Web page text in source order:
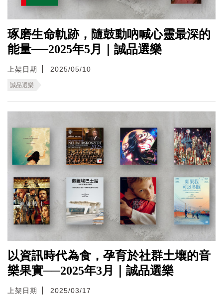
琢磨生命軌跡，隨鼓動吶喊心靈最深的
能量──2025年5月｜誠品選樂
上架日期 2025/05/10
誠品選樂
以資訊時代為食，孕育於社群土壤的音
樂果實──2025年3月｜誠品選樂
上架日期 2025/03/17